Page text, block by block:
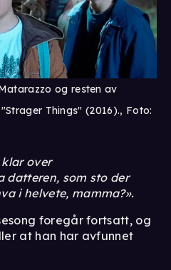
og resten av
Things" (2016)., Foto:
klar over
datteren, som sto der
i helvete, mamma?».
foregår fortsatt, og
at han har avfunnet